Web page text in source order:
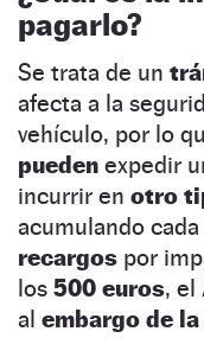
pagarlo?
Se trata de un
afecta a la
vehículo, por lo
pueden expedir
incurrir en otro
acumulando
recargos por
los 500 euros, el
al embargo de